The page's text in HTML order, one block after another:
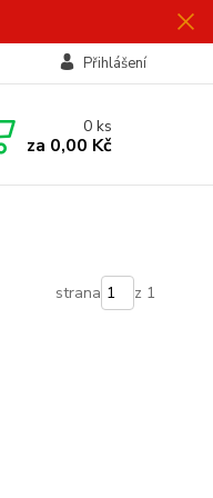
Přihlášení
0ks
za 0,00 Kč
strana z 1